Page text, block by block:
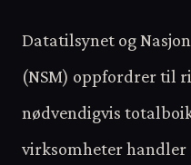
Datatilsynet og
(NSM) oppfordrer til
nødvendigvis
virksomheter handler